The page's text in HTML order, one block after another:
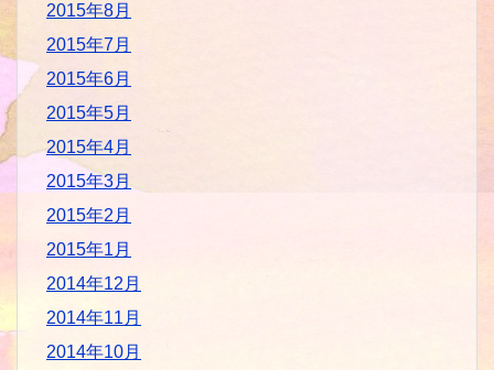
2015年8月
2015年7月
2015年6月
2015年5月
2015年4月
2015年3月
2015年2月
2015年1月
2014年12月
2014年11月
2014年10月